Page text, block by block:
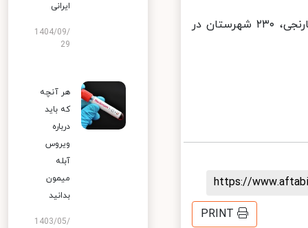
در حال حاضر ۴۲ شهرستان در وضعیت قرمز، ۱۴۲ شهرستان در وضعیت نارنجی، ۲۳۰ شهرستان در
https://
PRINT
ایرانی
1404/09/
29
هر آنچه
که باید
درباره
ویروس
آبله
میمون
بدانید
1403/05/